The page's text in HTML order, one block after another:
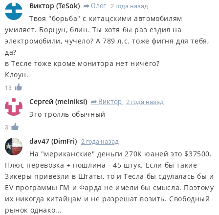
Виктор (TeSok) R Олег 2 года назад
Твоя "борьба" с китацскими автомобилям
умиляет. Борцун, блин. Ты хотя бы раз ездил на
электромобили, чучело? А 789 л.с. тоже фигня для тебя,
да?
в Тесле тоже кроме монитора нет ничего?
Клоун.
13
Сергей (melniksi) R Виктор 2 года назад
Это тролль обычный
3
dav47 (DimFri) 2 года назад
На "мериканские" деньги 270К юаней это $37500.
Плюс перевозка + пошлина - 45 штук. Если бы такие
Зикеры привезли в Штаты, то и Тесла бы сдулалась бы и
EV программы ГМ и Фарда не имели бы смысла. Поэтому
их никогда китайцам и не разрешат возить. Свободный
рынок однако...